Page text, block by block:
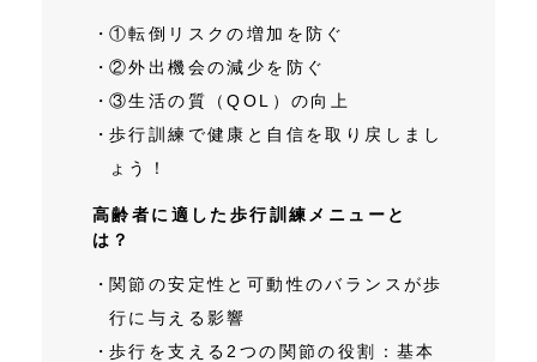
①転倒リスクの増加を防ぐ
②外出機会の減少を防ぐ
③生活の質（QOL）の向上
歩行訓練で健康と自信を取り戻しまし
ょう！
高齢者に適した歩行訓練メニューと
は？
関節の安定性と可動性のバランスが歩
行に与える影響
歩行を支える2つの関節の役割：基本